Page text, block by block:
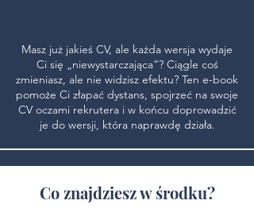
Masz już jakieś CV, ale każda wersja wydaje
Ci się „niewystarczająca”? Ciągle coś
zmieniasz, ale nie widzisz efektu? Ten e-book
pomoże Ci złapać dystans, spojrzeć na swoje
CV oczami rekrutera i w końcu doprowadzić
je do wersji, która naprawdę działa.
Co znajdziesz w środku?